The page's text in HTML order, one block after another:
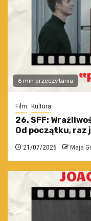
6 min przeczytania
Film Kultura
26. SFF:
Od początku, raz
21/07/2026 Maja